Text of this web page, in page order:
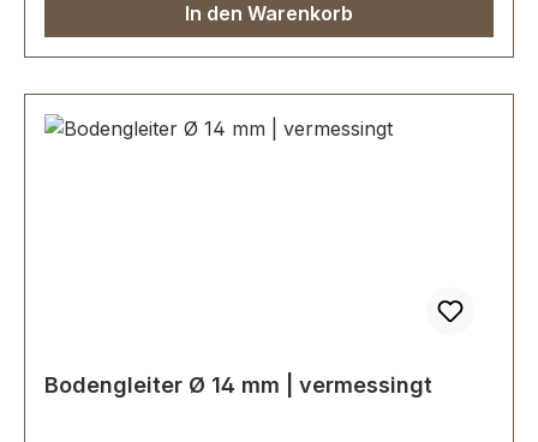
In den Warenkorb
Bodengleiter Ø 14 mm | vermessingt